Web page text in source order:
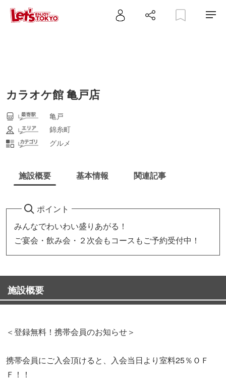
カラオケ館 亀戸店
亀戸
錦糸町
グルメ
施設概要 基本情報 関連記事
ポイント
みんなでわいわい盛りあがる！
ご宴会・飲み会・２次会もコースもご予約受付中！
施設概要
＜登録無料！携帯会員のお知らせ＞
携帯会員にご入会頂けると、入会当日より室料25％ＯＦ
Ｆ！！